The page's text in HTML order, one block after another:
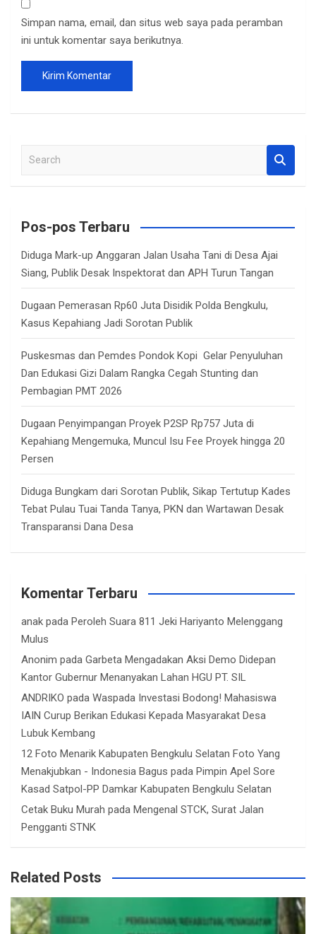
Simpan nama, email, dan situs web saya pada peramban
ini untuk komentar saya berikutnya.
a
c
Pos-pos Terbaru
Diduga Mark-up Anggaran Jalan Usaha Tani di Desa Ajai
Siang, Publik Desak Inspektorat dan APH Turun Tangan
Dugaan Pemerasan Rp60 Juta Disidik Polda Bengkulu,
Kasus Kepahiang Jadi Sorotan Publik
Puskesmas dan Pemdes Pondok Kopi Gelar Penyuluhan
Dan Edukasi Gizi Dalam Rangka Cegah Stunting dan
Pembagian PMT 2026
Dugaan Penyimpangan Proyek P2SP Rp757 Juta di
Kepahiang Mengemuka, Muncul Isu Fee Proyek hingga 20
Persen
Diduga Bungkam dari Sorotan Publik, Sikap Tertutup Kades
Tebat Pulau Tuai Tanda Tanya, PKN dan Wartawan Desak
Transparansi Dana Desa
Komentar Terbaru
anak pada Peroleh Suara 811 Jeki Hariyanto Melenggang
Mulus
Anonim pada Garbeta Mengadakan Aksi Demo Didepan
Kantor Gubernur Menanyakan Lahan HGU PT. SIL
ANDRIKO pada Waspada Investasi Bodong! Mahasiswa
IAIN Curup Berikan Edukasi Kepada Masyarakat Desa
Lubuk Kembang
12 Foto Menarik Kabupaten Bengkulu Selatan Foto Yang
Menakjubkan - Indonesia Bagus pada Pimpin Apel Sore
Kasad Satpol-PP Damkar Kabupaten Bengkulu Selatan
Cetak Buku Murah pada Mengenal STCK, Surat Jalan
Pengganti STNK
Related Posts